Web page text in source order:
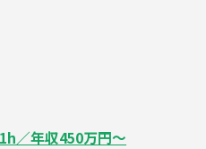
／年収450万円～